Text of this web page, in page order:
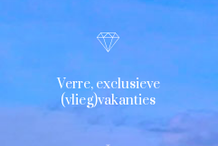
Verre, exclusieve
(vlieg)vakanties